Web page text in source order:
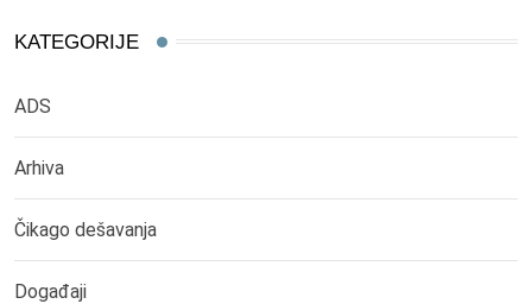
KATEGORIJE
ADS
Arhiva
Čikago dešavanja
Događaji